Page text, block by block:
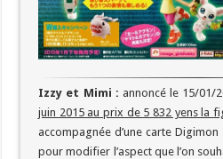
Izzy et Mimi : annoncé le 15/01/
juin 2015 au prix de 5 832 yens la
accompagnée d’une carte
pour modifier l’aspect que l’on